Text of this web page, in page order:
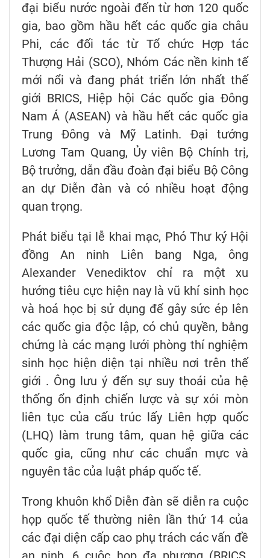
đại biểu nước ngoài đến từ hơn 120 quốc
gia, bao gồm hầu hết các quốc gia châu
Phi, các đối tác từ Tổ chức Hợp tác
Thượng Hải (SCO), Nhóm Các nền kinh tế
mới nổi và đang phát triển lớn nhất thế
giới BRICS, Hiệp hội Các quốc gia Đông
Nam Á (ASEAN) và hầu hết các quốc gia
Trung Đông và Mỹ Latinh. Đại tướng
Lương Tam Quang, Ủy viên Bộ Chính trị,
Bộ trưởng, dẫn đầu đoàn đại biểu Bộ Công
an dự Diễn đàn và có nhiều hoạt động
quan trọng.
Phát biểu tại lễ khai mạc, Phó Thư ký Hội
đồng An ninh Liên bang Nga, ông
Alexander Venediktov chỉ ra một xu
hướng tiêu cực hiện nay là vũ khí sinh học
và hoá học bị sử dụng để gây sức ép lên
các quốc gia độc lập, có chủ quyền, bằng
chứng là các mạng lưới phòng thí nghiệm
sinh học hiện diện tại nhiều nơi trên thế
giới . Ông lưu ý đến sự suy thoái của hệ
thống ổn định chiến lược và sự xói mòn
liên tục của cấu trúc lấy Liên hợp quốc
(LHQ) làm trung tâm, quan hệ giữa các
quốc gia, cũng như các chuẩn mực và
nguyên tắc của luật pháp quốc tế.
Trong khuôn khổ Diễn đàn sẽ diễn ra cuộc
họp quốc tế thường niên lần thứ 14 của
các đại diện cấp cao phụ trách các vấn đề